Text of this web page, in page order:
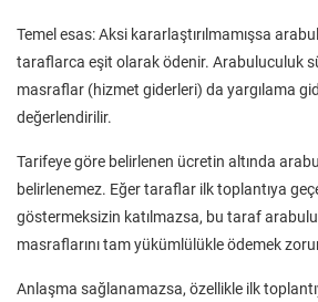
Temel esas: Aksi kararlaştırılmamışsa
taraflarca eşit olarak ödenir. Arabuluculuk
masraflar (hizmet giderleri) da yargılama
değerlendirilir.
Tarifeye göre belirlenen ücretin altında
belirlenemez. Eğer taraflar ilk toplantıya
göstermeksizin katılmazsa, bu taraf
masraflarını tam yükümlülükle ödemek
Anlaşma sağlanamazsa, özellikle ilk